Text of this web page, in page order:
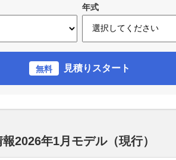
年式
無料 見積りスタート
2026年1月モデル（現行）